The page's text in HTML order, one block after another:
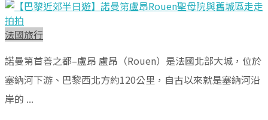
法國旅行
諾曼第首善之都–盧昂 盧昂（Rouen）是法國北部大城，位於
塞納河下游、巴黎西北方約120公里，自古以來就是塞納河沿
岸的 ...